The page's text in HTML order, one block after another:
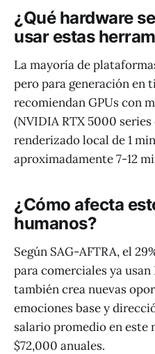
¿Qué hardware
usar estas
La mayoría de
pero para generación en
recomiendan GPUs con
(NVIDIA RTX 5000
renderizado local de 1
aproximadamente 7-12
¿Cómo afecta
humanos?
Según SAG-AFTRA, el
para comerciales ya
también crea nuevas
emociones base y
salario promedio en este
$72,000 anuales.